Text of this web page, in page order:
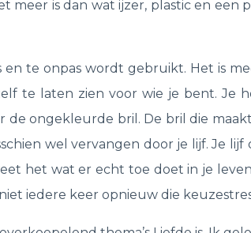
is dan wat ijzer, plastic en een
te onpas wordt gebruikt. Het is
te laten zien voor wie je bent. Je
de ongekleurde bril. De bril die
wel vervangen door je lijf. Je
het wat er echt toe doet in je
iedere keer opnieuw die